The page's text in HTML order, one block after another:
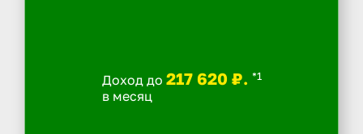
Доход до 217 620 ₽. *1
в месяц